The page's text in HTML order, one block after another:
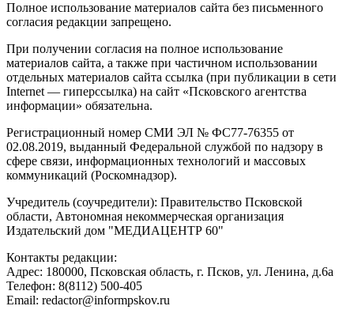
Полное использование материалов сайта без письменного
согласия редакции запрещено.
При получении согласия на полное использование
материалов сайта, а также при частичном использовании
отдельных материалов сайта ссылка (при публикации в сети
Internet — гиперссылка) на сайт «Псковского агентства
информации» обязательна.
Регистрационный номер СМИ ЭЛ № ФС77-76355 от
02.08.2019, выданный Федеральной службой по надзору в
сфере связи, информационных технологий и массовых
коммуникаций (Роскомнадзор).
Учредитель (соучредители): Правительство Псковской
области, Автономная некоммерческая организация
Издательский дом "МЕДИАЦЕНТР 60"
Контакты редакции:
Адреc: 180000, Псковская область, г. Псков, ул. Ленина, д.6а
Телефон: 8(8112) 500-405
Email: redactor@informpskov.ru